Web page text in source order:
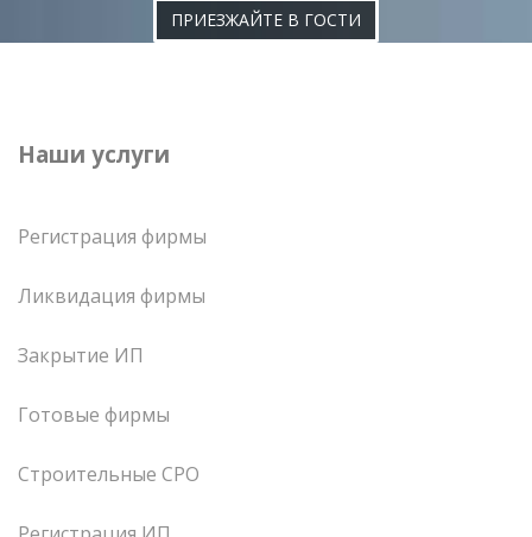
ПРИЕЗЖАЙТЕ В ГОСТИ
Наши услуги
Регистрация фирмы
Ликвидация фирмы
Закрытие ИП
Готовые фирмы
Строительные СРО